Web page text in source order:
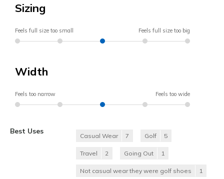
Sizing
Feels full size too small Feels full size too big
Width
Feels too narrow Feels too wide
Best Uses
Casual Wear 7 Golf 5
Travel 2 Going Out 1
Not casual wear they were golf shoes 1